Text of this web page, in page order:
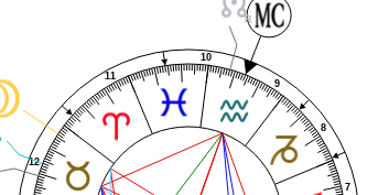
7
8
9
10
11
12